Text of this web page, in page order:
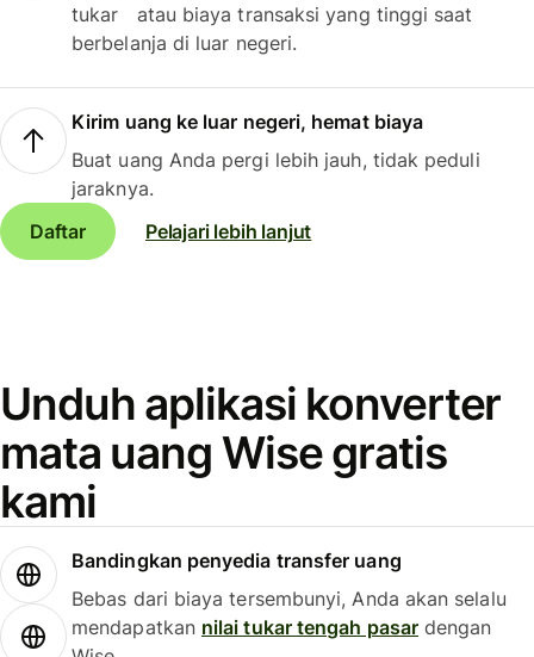
tukar atau biaya transaksi yang tinggi saat
berbelanja di luar negeri.
Kirim uang ke luar negeri, hemat biaya
Buat uang Anda pergi lebih jauh, tidak peduli
jaraknya.
Daftar
Pelajari lebih lanjut
Unduh aplikasi konverter
mata uang Wise gratis
kami
Bandingkan penyedia transfer uang
Bebas dari biaya tersembunyi, Anda akan selalu
mendapatkan nilai tukar tengah pasardengan